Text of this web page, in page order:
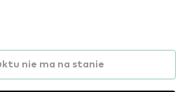
nie ma na stanie